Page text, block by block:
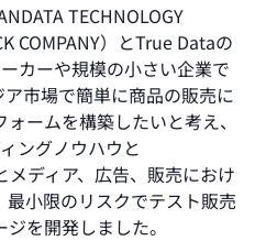
TECHNOLOGY
COMPANY）とTrue Dataの
カーや規模の小さい企業で
市場で簡単に商品の販売に
ームを構築したいと考え、
ングノウハウと
メディア、広告、販売におけ
小限のリスクでテスト販売
を開発しました。